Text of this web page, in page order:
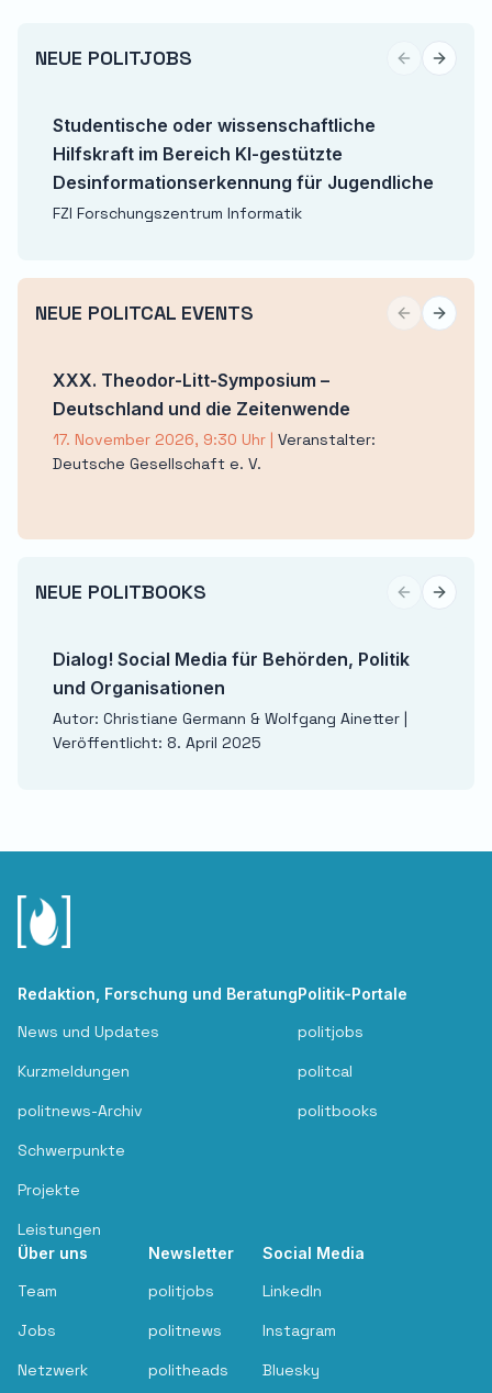
NEUE POLITJOBS Previous
Next
Studentische oder wissenschaftliche
Hilfskraft im Bereich KI-gestützte
Desinformationserkennung für Jugendliche
FZI Forschungszentrum Informatik
NEUE POLITCAL EVENTS Previous
Next
XXX. Theodor-Litt-Symposium –
Deutschland und die Zeitenwende
17. November 2026, 9:30 Uhr | Veranstalter:
Deutsche Gesellschaft e. V.
NEUE POLITBOOKS Previous
Next
Dialog! Social Media für Behörden, Politik
und Organisationen
Autor: Christiane Germann & Wolfgang Ainetter |
Veröffentlicht: 8. April 2025
Redaktion, Forschung und Beratung
News und Updates
Kurzmeldungen
politnews-Archiv
Schwerpunkte
Projekte
Leistungen
Politik-Portale
politjobs
politcal
politbooks
Über uns
Team
Jobs
Netzwerk
Newsletter
politjobs
politnews
politheads
Social Media
LinkedIn
Instagram
Bluesky